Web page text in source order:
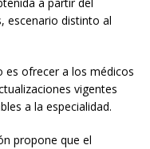
escenario distinto al
es ofrecer a los médicos
vigentes
a la especialidad.
propone que el